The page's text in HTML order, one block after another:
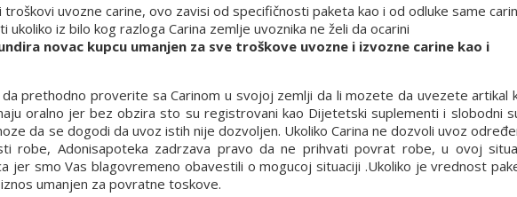
uvozne carine, ovo zavisi od specifičnosti paketa kao i od odluke same
iz bilo kog razloga Carina zemlje uvoznika ne želi da ocarini
novac kupcu umanjen za sve troškove uvozne i izvozne carine kao i
prethodno proverite sa Carinom u svojoj zemlji da li mozete da uvezete artikal
oralno jer bez obzira sto su registrovani kao Dijetetski suplementi i slobodni
da se dogodi da uvoz istih nije dozvoljen. Ukoliko Carina ne dozvoli uvoz
robe, Adonisapoteka zadrzava pravo da ne prihvati povrat robe, u ovoj
jer smo Vas blagovremeno obavestili o mogucoj situaciji .Ukoliko je vrednost
umanjen za povratne toskove.